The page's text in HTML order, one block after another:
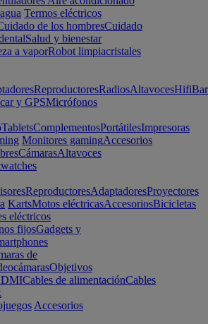
Termos eléctricos
de los hombresCuidado
Salud y bienestar
a vaporRobot limpiacristales
ReproductoresRadiosAltavocesHifi
y GPSMicrófonos
TabletsComplementosPortátilesImpresoras
Monitores gamingAccesorios
CámarasAltavoces
ReproductoresAdaptadoresProyectores
KartsMotos eléctricasAccesoriosBicicletas
eléctricos
fijosGadgets y
de
Objetivos
Cables de alimentaciónCables
Accesorios